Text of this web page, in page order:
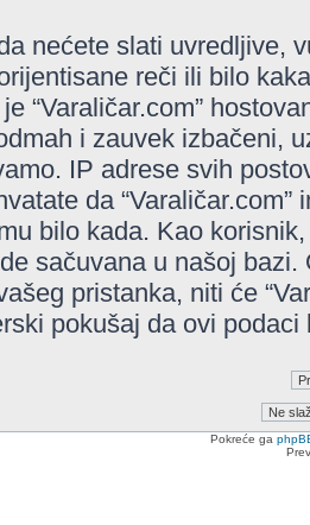
nećete slati uvredljive,
reči ili bilo
“Varaličar.com”
i zauvek izbačeni,
IP adrese svih
da
bilo kada. Kao
sačuvana u našoj
pristanka, niti će
pokušaj da ovi
Pokreće ga